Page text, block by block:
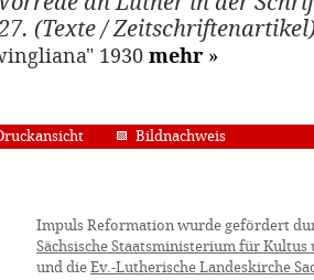
(Texte /
1930 mehr »
Bildnachweis
Impuls Reformation wurde gefördert
Sächsische Staatsministerium für Kultus
und die Ev.-Lutherische Landeskirche